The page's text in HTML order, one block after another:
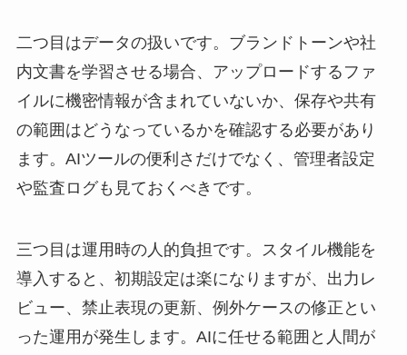
二つ目はデータの扱いです。ブランドトーンや社
内文書を学習させる場合、アップロードするファ
イルに機密情報が含まれていないか、保存や共有
の範囲はどうなっているかを確認する必要があり
ます。AIツールの便利さだけでなく、管理者設定
や監査ログも見ておくべきです。
三つ目は運用時の人的負担です。スタイル機能を
導入すると、初期設定は楽になりますが、出力レ
ビュー、禁止表現の更新、例外ケースの修正とい
った運用が発生します。AIに任せる範囲と人間が